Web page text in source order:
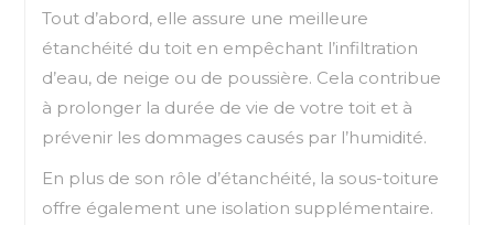
Tout d’abord, elle assure une meilleure
étanchéité du toit en empêchant l’infiltration
d’eau, de neige ou de poussière. Cela contribue
à prolonger la durée de vie de votre toit et à
prévenir les dommages causés par l’humidité.
En plus de son rôle d’étanchéité, la sous-toiture
offre également une isolation supplémentaire.